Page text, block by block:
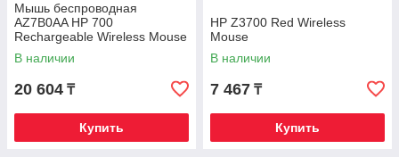
Mышь беспроводная
AZ7B0AA HP 700
Rechargeable Wireless Mouse
В наличии
20 604 ₸
Купить
HP Z3700 Red Wireless
Mouse
В наличии
7 467 ₸
Купить